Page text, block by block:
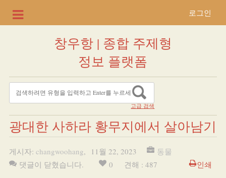
로그인
창우항 | 종합 주제형
정보 플랫폼
고급 검색
광대한 사하라 황무지에서 살아남기
게시자: changwoohang, 11월 22, 2023
동물
댓글이 닫혔습니다.
0 견해 : 487 인쇄